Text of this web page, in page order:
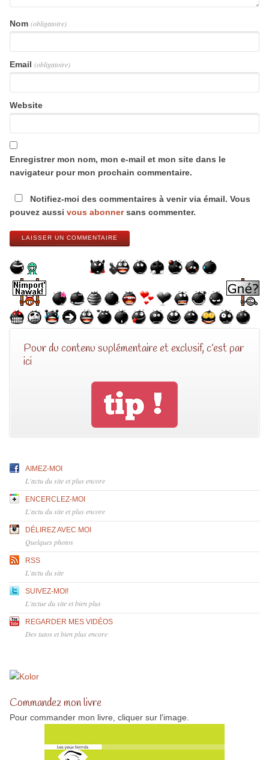
Nom (obligatoire)
Email (obligatoire)
Website
Enregistrer mon nom, mon e-mail et mon site dans le
navigateur pour mon prochain commentaire.
Notifiez-moi des commentaires à venir via émail. Vous
pouvez aussi vous abonnersans commenter.
LAISSER UN COMMENTAIRE
Pour du contenu suplémentaire et exclusif, c’est par
ici
AIMEZ-MOI
L'actu du site et plus encore
ENCERCLEZ-MOI
L'actu du site et plus encore
DÉLIREZ AVEC MOI
Quelques photos
RSS
L'actu du site
SUIVEZ-MOI!
L'actue du site et bien plus
REGARDER MES VIDÉOS
Des tutos et bien plus encore
Commandez mon livre
Pour commander mon livre, cliquer sur l'image.